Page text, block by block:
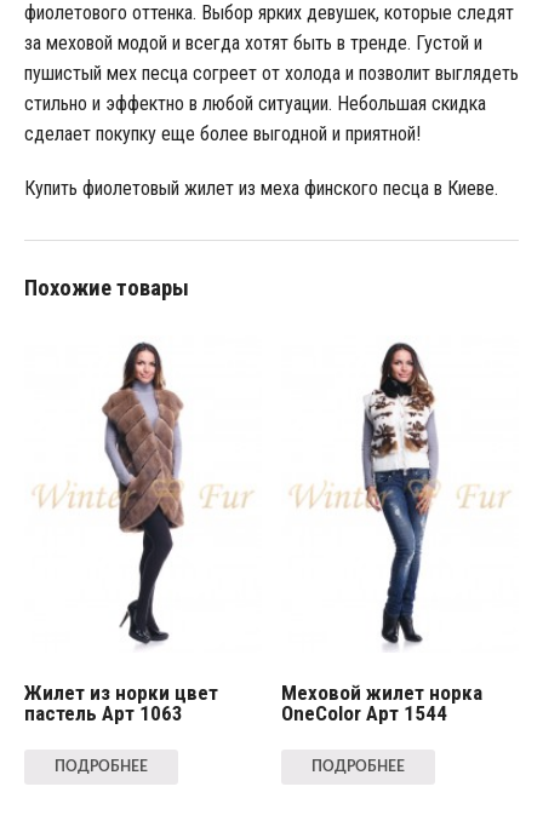
фиолетового оттенка. Выбор ярких девушек, которые следят
за меховой модой и всегда хотят быть в тренде. Густой и
пушистый мех песца согреет от холода и позволит выглядеть
стильно и эффектно в любой ситуации. Небольшая скидка
сделает покупку еще более выгодной и приятной!
Купить фиолетовый жилет из меха финского песца в Киеве.
Похожие товары
Жилет из норки цвет
пастель Арт 1063
ПОДРОБНЕЕ
Меховой жилет норка
OneColor Арт 1544
ПОДРОБНЕЕ